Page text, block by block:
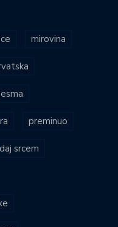
mirovina
preminuo
srcem